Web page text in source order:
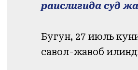
раислигида суд
Бугун, 27 июль
савол-жавоб